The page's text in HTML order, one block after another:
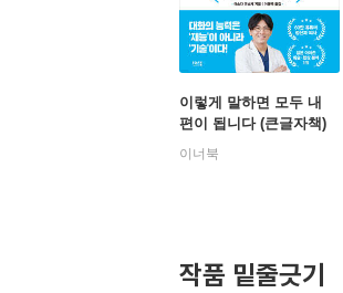
이렇게 말하면 모두 내
편이 됩니다 (큰글자책)
이너북
작품 밑줄긋기